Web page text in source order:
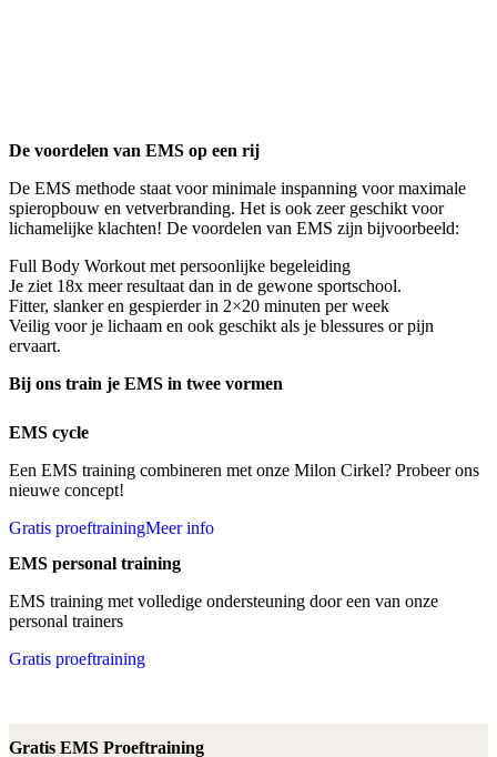
De voordelen van EMS op een rij
De EMS methode staat voor minimale inspanning voor maximale
spieropbouw en vetverbranding. Het is ook zeer geschikt voor
lichamelijke klachten! De voordelen van EMS zijn bijvoorbeeld:
Full Body Workout met persoonlijke begeleiding
Je ziet 18x meer resultaat dan in de gewone sportschool.
Fitter, slanker en gespierder in 2×20 minuten per week
Veilig voor je lichaam en ook geschikt als je blessures or pijn
ervaart.
Bij ons train je EMS in twee vormen
EMS cycle
Een EMS training combineren met onze Milon Cirkel? Probeer ons
nieuwe concept!
Gratis proeftrainingMeer info
EMS personal training
EMS training met volledige ondersteuning door een van onze
personal trainers
Gratis proeftraining
Gratis EMS Proeftraining